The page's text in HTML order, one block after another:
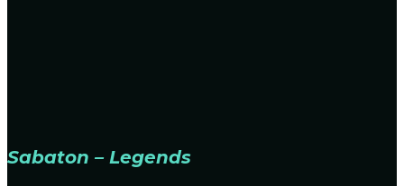
Sabaton – Legends